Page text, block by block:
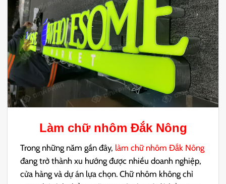
Làm chữ nhôm Đắk Nông
Trong những năm gần đây, làm chữ nhôm Đắk Nông
đang trở thành xu hướng được nhiều doanh nghiệp,
cửa hàng và dự án lựa chọn. Chữ nhôm không chỉ